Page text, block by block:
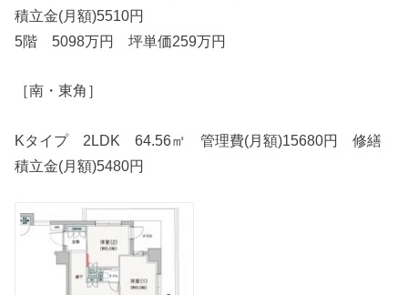
積立金(月額)5510円
5階 5098万円 坪単価259万円
［南・東角］
Kタイプ 2LDK 64.56㎡ 管理費(月額)15680円 修繕
積立金(月額)5480円